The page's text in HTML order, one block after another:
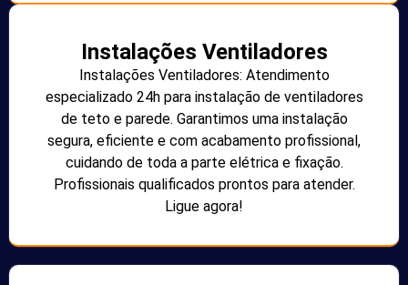
Instalações Ventiladores
Instalações Ventiladores: Atendimento
especializado 24h para instalação de ventiladores
de teto e parede. Garantimos uma instalação
segura, eficiente e com acabamento profissional,
cuidando de toda a parte elétrica e fixação.
Profissionais qualificados prontos para atender.
Ligue agora!